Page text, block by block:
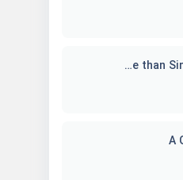
برنامه تلویزیونی Better Late than Single